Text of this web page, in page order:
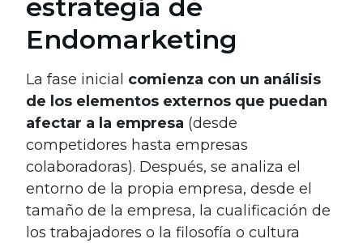
estrategia de
Endomarketing
La fase inicial comienza con un análisis
de los elementos externos que puedan
afectar a la empresa (desde
competidores hasta empresas
colaboradoras). Después, se analiza el
entorno de la propia empresa, desde el
tamaño de la empresa, la cualificación de
los trabajadores o la filosofía o cultura